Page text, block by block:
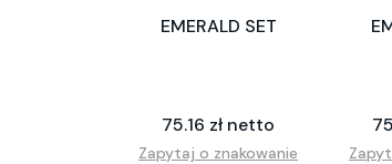
EMERALD SET
75.16 zł netto
Zapytaj o znakowanie